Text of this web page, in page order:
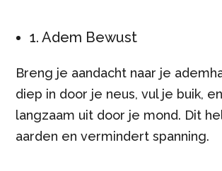
1. Adem Bewust
Breng je aandacht naar je
diep in door je neus, vul je buik,
langzaam uit door je mond. Dit
aarden en vermindert spanning.